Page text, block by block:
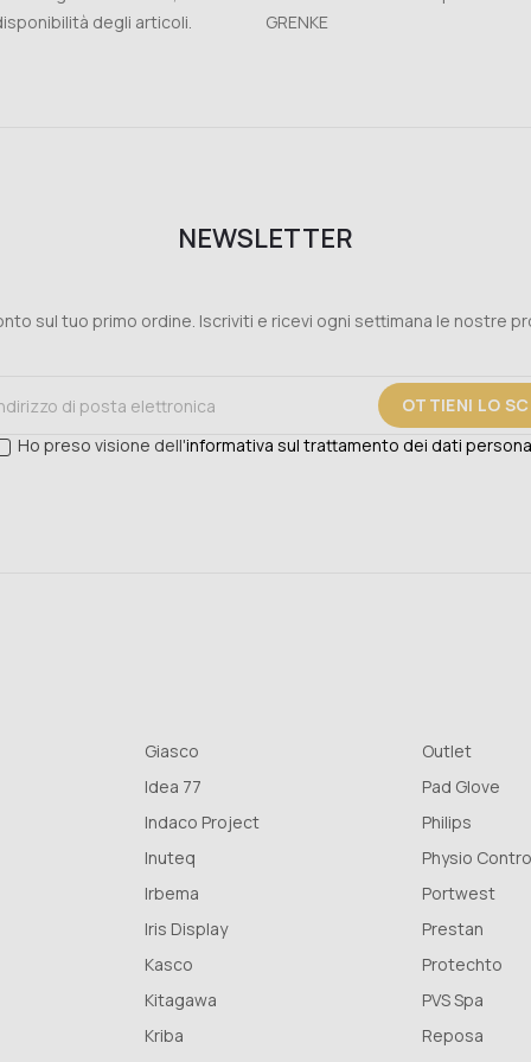
degli articoli.
GRENKE
NEWSLETTER
sul tuo primo ordine. Iscriviti e ricevi ogni settimana le nostre
OTTIENI LO
Ho preso visione dell'informativa sul trattamento dei dati
Giasco
Idea 77
Indaco Project
Inuteq
Irbema
Iris Display
Kasco
Kitagawa
Kriba
Outlet
Pad Glove
Philips
Physio
Portwest
Prestan
Protechto
PVS Spa
Reposa